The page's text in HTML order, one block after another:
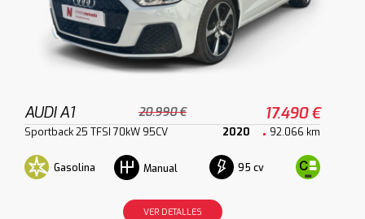
AUDI A1 20.990 € 17.490 €
Sportback 25 TFSI 70kW 95CV 2020 92.066 km
Gasolina Manual 95 cv
VER DETALLES